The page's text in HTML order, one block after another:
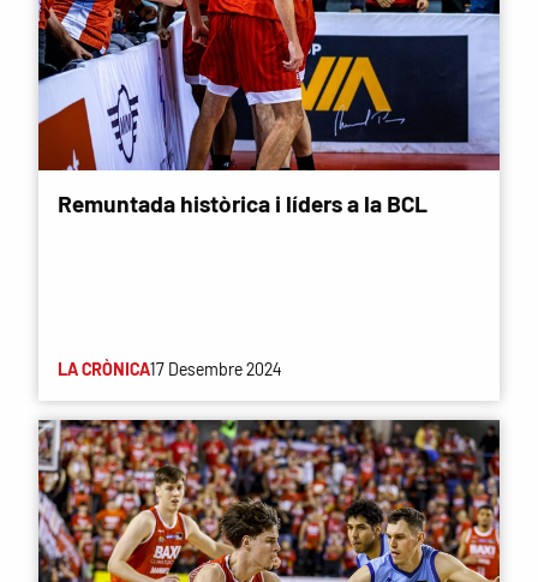
Remuntada històrica i líders a la BCL
LA CRÒNICA17 Desembre 2024